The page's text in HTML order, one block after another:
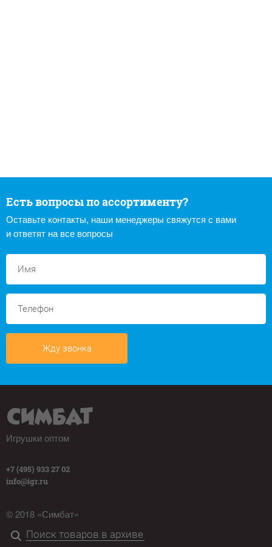
Есть вопросы по ассортименту?
Оставьте контакты, наши менеджеры свяжутся с вами
и ответят на все вопросы
Жду звонка
Игрушки оптом
+7 (495) 933 27 02
info@igr.ru
© 2018 «Симбат»